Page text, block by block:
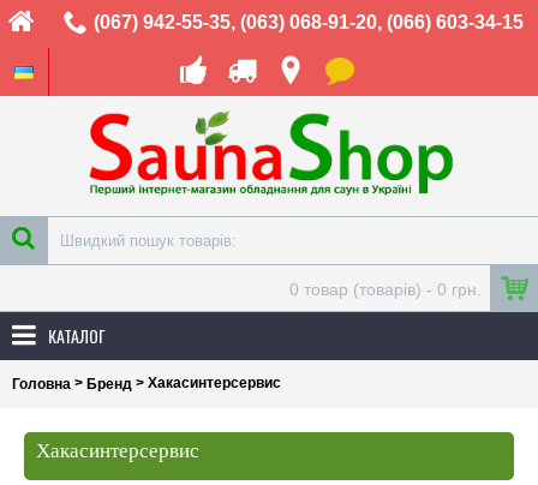
(067) 942-55-35, (063) 068-91-20, (066) 603-34-15
0 товар (товарів) - 0 грн.
КАТАЛОГ
Головна > Бренд > Хакасинтерсервис
Хакасинтерсервис